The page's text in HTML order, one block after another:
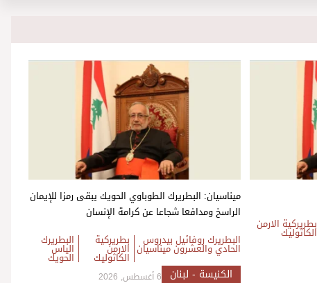
بطريركية الارمن
الكاثوليك
ميناسيان: البطريرك الطوباوي الحويك يبقى رمزا للإيمان
الراسخ ومدافعا شجاعا عن كرامة الإنسان
البطريرك روفائيل بيدروس
الحادي والعشرون ميناسيان
بطريركية
الارمن
الكاثوليك
البطريرك
الياس
الحويك
الكنيسة - لبنان 6 أغسطس, 2026